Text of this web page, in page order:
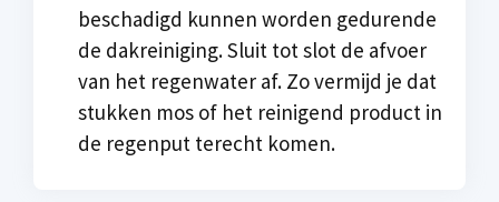
beschadigd kunnen worden gedurende
de dakreiniging. Sluit tot slot de afvoer
van het regenwater af. Zo vermijd je dat
stukken mos of het reinigend product in
de regenput terecht komen.